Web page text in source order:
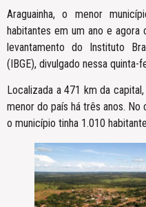
Araguainha, o menor
habitantes em um ano e agora
levantamento do Instituto
(IBGE), divulgado nessa quinta-
Localizada a 471 km da
menor do país há três anos. No
o município tinha 1.010